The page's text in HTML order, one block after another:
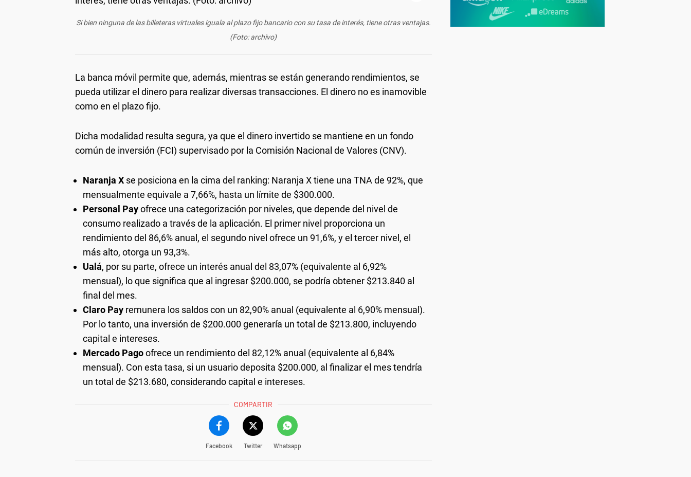
Si bien ninguna de las billeteras virtuales iguala al plazo fijo bancario con su tasa de interés, tiene otras ventajas.
(Foto: archivo)
La banca móvil permite que, además, mientras se están generando rendimientos, se
pueda utilizar el dinero para realizar diversas transacciones. El dinero no es inamovible
como en el plazo fijo.
Dicha modalidad resulta segura, ya que el dinero invertido se mantiene en un fondo
común de inversión (FCI) supervisado por la Comisión Nacional de Valores (CNV).
Naranja X se posiciona en la cima del ranking: Naranja X tiene una TNA de 92%, que
mensualmente equivale a 7,66%, hasta un límite de $300.000.
Personal Payofrece una categorización por niveles, que depende del nivel de
consumo realizado a través de la aplicación. El primer nivel proporciona un
rendimiento del 86,6% anual, el segundo nivel ofrece un 91,6%, y el tercer nivel, el
más alto, otorga un 93,3%.
Ualá, por su parte, ofrece un interés anual del 83,07% (equivalente al 6,92%
mensual), lo que significa que al ingresar $200.000, se podría obtener $213.840 al
final del mes.
Claro Pay remunera los saldos con un 82,90% anual (equivalente al 6,90% mensual).
Por lo tanto, una inversión de $200.000 generaría un total de $213.800, incluyendo
capital e intereses.
Mercado Pagoofrece un rendimiento del 82,12% anual (equivalente al 6,84%
mensual). Con esta tasa, si un usuario deposita $200.000, al finalizar el mes tendría
un total de $213.680, considerando capital e intereses.
COMPARTIR
Facebook Twitter Whatsapp